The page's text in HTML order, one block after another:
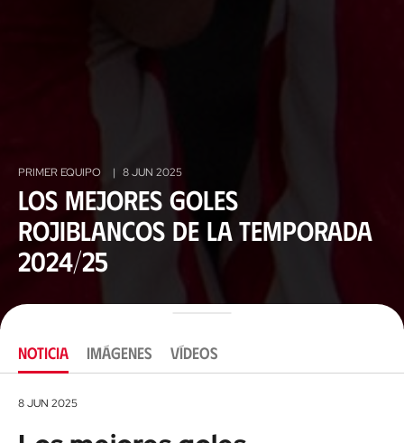
PRIMER EQUIPO | 8 JUN 2025
Los mejores goles
rojiblancos de la temporada
2024/25
NOTICIA IMÁGENES VÍDEOS
8 JUN 2025